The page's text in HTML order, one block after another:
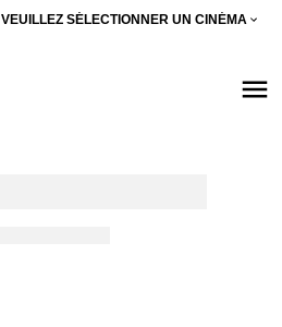
VEUILLEZ SÉLECTIONNER UN CINÉMA